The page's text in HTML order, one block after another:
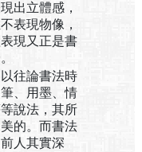
出立體感，
表現物像，
現又正是書
往論書法時
、用墨、情
說法，其所
的。而書法
人其實深